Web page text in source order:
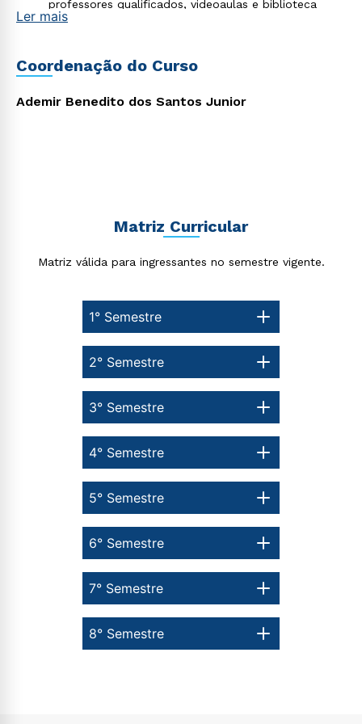
professores qualificados, videoaulas e biblioteca
virtual;
processo de aprendizagem para um método efetivo
Ler mais
Coordenação do Curso
Ademir Benedito dos Santos Junior
Matriz Curricular
Matriz válida para ingressantes no semestre vigente.
1° Semestre
8° Semestre
7° Semestre
6° Semestre
5° Semestre
4° Semestre
3° Semestre
2° Semestre
Rápido e fácil